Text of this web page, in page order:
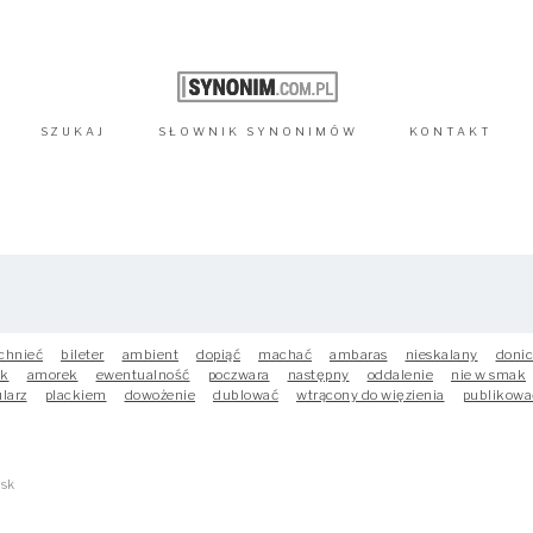
SZUKAJ SŁOWNIK SYNONIMÓW KONTAKT
bileter ambient dopiąć machać ambaras nieskalany
amorek ewentualność poczwara następny oddalenie
nie w smak
plackiem dowożenie dublować wtrącony do więzienia